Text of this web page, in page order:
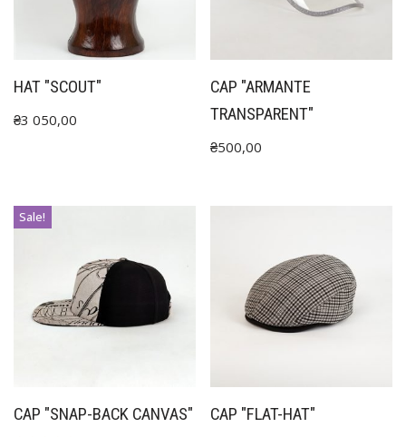
HAT "SCOUT"
₴3 050,00
CAP "ARMANTE
TRANSPARENT"
₴500,00
Sale!
CAP "SNAP-BACK CANVAS" CAP "FLAT-HAT"